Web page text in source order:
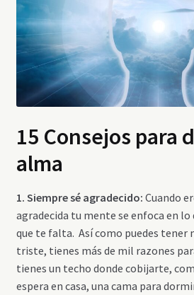
15 Consejos para
alma
1. Siempre sé agradecido: Cuando
agradecida tu mente se enfoca en lo
que te falta. Así como puedes tener
triste, tienes más de mil razones
tienes un techo donde cobijarte,
espera en casa, una cama para